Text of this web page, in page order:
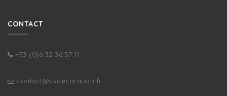
CONTACT
+33 (0)6 32 36 57 11
contact@cvdecoration.fr